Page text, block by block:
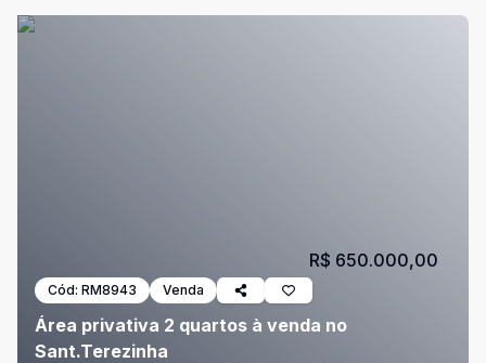
Cód: RM8943 Venda
Área privativa 2 quartos à venda no
Sant.Terezinha
R$ 650.000,00